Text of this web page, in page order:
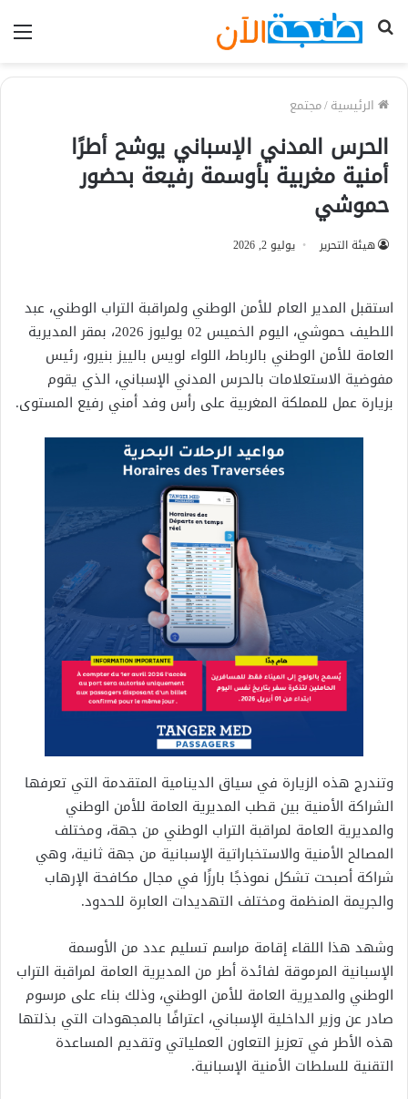
بحث
الرئيسية/مجتمع
الحرس المدني الإسباني يوشح أطرًا
أمنية مغربية بأوسمة رفيعة بحضور
حموشي
هيئة التحرير يوليو 2, 2026
استقبل المدير العام للأمن الوطني ولمراقبة التراب الوطني، عبد
اللطيف حموشي، اليوم الخميس 02 يوليوز 2026، بمقر المديرية
العامة للأمن الوطني بالرباط، اللواء لويس بالييز بنيرو، رئيس
مفوضية الاستعلامات بالحرس المدني الإسباني، الذي يقوم
بزيارة عمل للمملكة المغربية على رأس وفد أمني رفيع المستوى.
وتندرج هذه الزيارة في سياق الدينامية المتقدمة التي تعرفها
الشراكة الأمنية بين قطب المديرية العامة للأمن الوطني
والمديرية العامة لمراقبة التراب الوطني من جهة، ومختلف
المصالح الأمنية والاستخباراتية الإسبانية من جهة ثانية، وهي
شراكة أصبحت تشكل نموذجًا بارزًا في مجال مكافحة الإرهاب
والجريمة المنظمة ومختلف التهديدات العابرة للحدود.
وشهد هذا اللقاء إقامة مراسم تسليم عدد من الأوسمة
الإسبانية المرموقة لفائدة أطر من المديرية العامة لمراقبة التراب
الوطني والمديرية العامة للأمن الوطني، وذلك بناء على مرسوم
صادر عن وزير الداخلية الإسباني، اعترافًا بالمجهودات التي بذلتها
هذه الأطر في تعزيز التعاون العملياتي وتقديم المساعدة
التقنية للسلطات الأمنية الإسبانية.